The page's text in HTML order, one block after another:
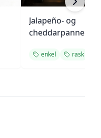
Jalapeño- og
enkel rask